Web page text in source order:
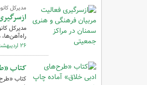
مدیرکل
مدیرکل
۲۶ اردیبهشت ۰۵ - ۱۳:۰۴
کتاب
کتاب